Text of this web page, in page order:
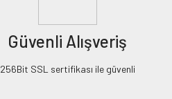
Güvenli Alışveriş
256Bit SSL sertifikası ile güvenli